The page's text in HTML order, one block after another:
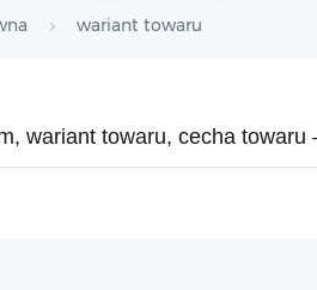
wariant towaru
wariant towaru, cecha towaru